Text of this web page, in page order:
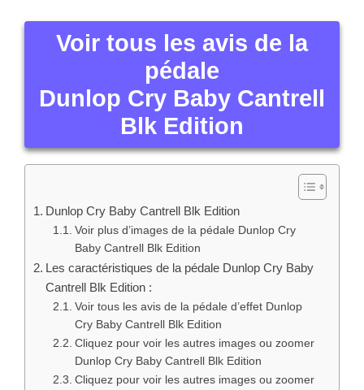
Voir tous les avis de la
pédale
Dunlop Cry Baby Cantrell
Blk Edition
Dunlop Cry Baby Cantrell Blk Edition
Voir plus d’images de la pédale Dunlop Cry
Baby Cantrell Blk Edition
Les caractéristiques de la pédale Dunlop Cry Baby
Cantrell Blk Edition :
Voir tous les avis de la pédale d’effet Dunlop
Cry Baby Cantrell Blk Edition
Cliquez pour voir les autres images ou zoomer
Dunlop Cry Baby Cantrell Blk Edition
Cliquez pour voir les autres images ou zoomer